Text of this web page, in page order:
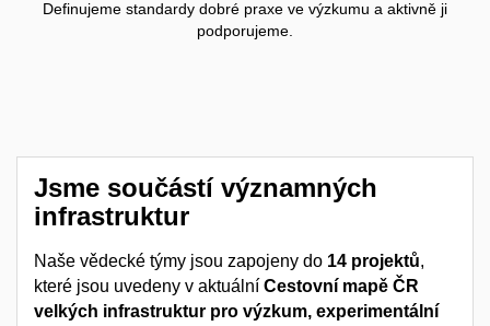
Definujeme standardy dobré praxe ve výzkumu a aktivně ji
podporujeme.
Jsme součástí významných
infrastruktur
Naše vědecké týmy jsou zapojeny do 14 projektů,
které jsou uvedeny v aktuální Cestovní mapě ČR
velkých infrastruktur pro výzkum, experimentální